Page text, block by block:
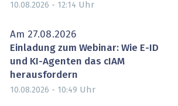
10.08.2026 - 12:14 Uhr
Am 27.08.2026
Einladung zum Webinar: Wie E-ID
und KI-Agenten das cIAM
herausfordern
10.08.2026 - 10:49 Uhr